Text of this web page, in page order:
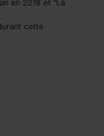
en 2018 et "La
cette